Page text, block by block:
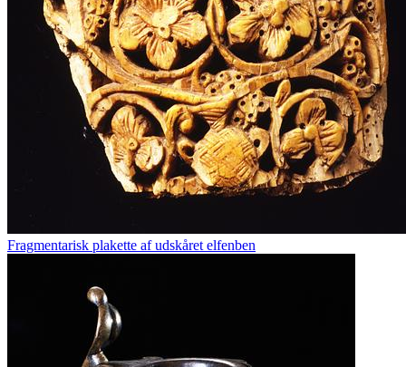
Fragmentarisk plakette af udskåret elfenben